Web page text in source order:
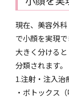
現在、美容外
で小顔を実現で
大きく分けると
分類されます。
1.注射・注入治
・ボトックス